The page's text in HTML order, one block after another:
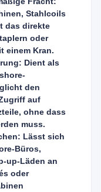
Stahlcoils
das direkte
oder
einem Kran.
Dient als
den
auf
ohne dass
muss.
Lässt sich
Büros,
up-Läden an
oder